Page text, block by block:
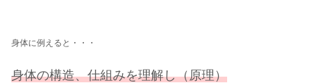
身体に例えると・・・
身体の構造、仕組みを理解し（原理）